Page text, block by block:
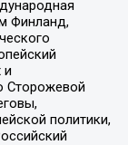
Финланд,
и
Сторожевой
политики,